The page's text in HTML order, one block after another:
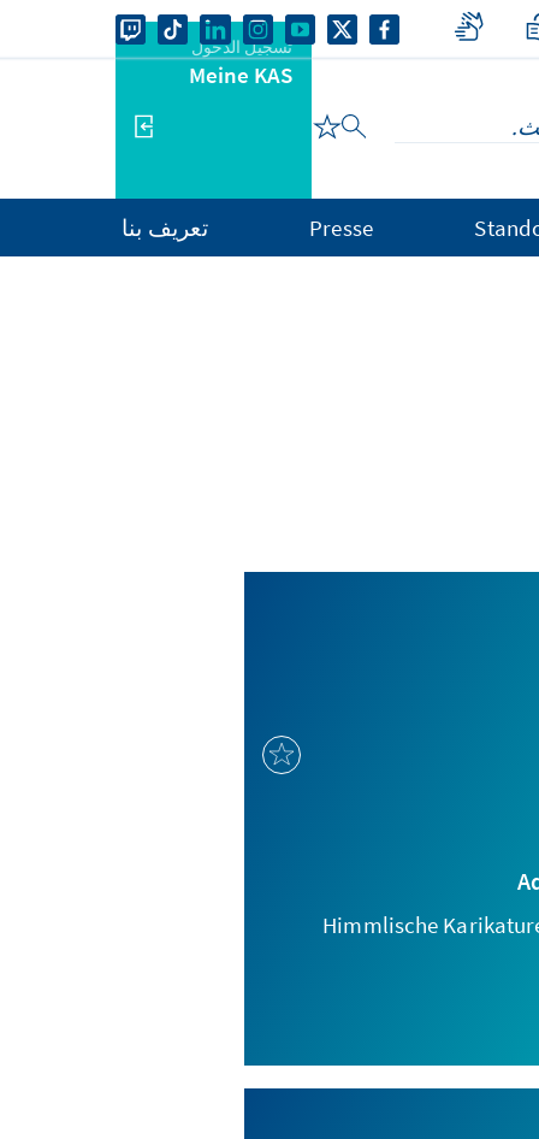
تسجيل الدخول
Meine KAS
Presse تعريف بنا
Himmlische